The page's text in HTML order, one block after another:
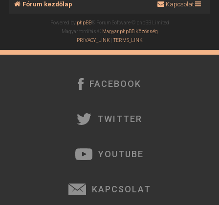
Fórum kezdőlap Kapcsolat
Powered by phpBB® Forum Software © phpBB Limited
Magyar fordítás ©
Magyar phpBB Közösség
PRIVACY_LINK| TERMS_LINK
FACEBOOK
TWITTER
YOUTUBE
KAPCSOLAT